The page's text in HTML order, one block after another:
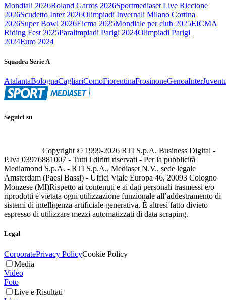
Mondiali 2026Roland Garros 2026Sportmediaset Live Riccione
2026Scudetto Inter 2026Olimpiadi Invernali Milano Cortina
2026Super Bowl 2026Eicma 2025Mondiale per club 2025EICMA
Riding Fest 2025Paralimpiadi Parigi 2024Olimpiadi Parigi
2024Euro 2024
Squadra Serie A
AtalantaBolognaCagliariComoFiorentinaFrosinoneGenoaInter
Seguici su
Copyright © 1999-2026 RTI S.p.A. Business Digital -
P.Iva 03976881007 - Tutti i diritti riservati - Per la pubblicità
Mediamond S.p.A. - RTI S.p.A., Mediaset N.V., sede legale
Amsterdam (Paesi Bassi) - Uffici Viale Europa 46, 20093 Cologno
Monzese (MI)Rispetto ai contenuti e ai dati personali trasmessi e/o
riprodotti è vietata ogni utilizzazione funzionale all’addestramento di
sistemi di intelligenza artificiale generativa. È altresì fatto divieto
espresso di utilizzare mezzi automatizzati di data scraping.
Legal
CorporatePrivacy PolicyCookie Policy
Media
Video
Foto
Live e Risultati